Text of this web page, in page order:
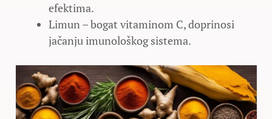
efektima.
Limun – bogat vitaminom C, doprinosi
jačanju imunološkog sistema.